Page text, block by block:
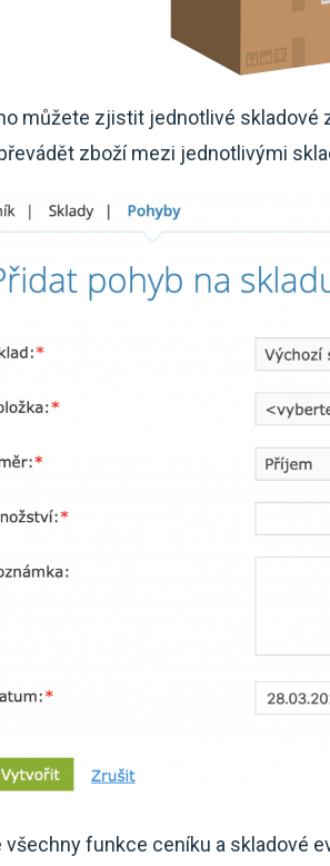
můžete zjistit jednotlivé skladové
zboží mezi jednotlivými
funkce ceníku a skladové